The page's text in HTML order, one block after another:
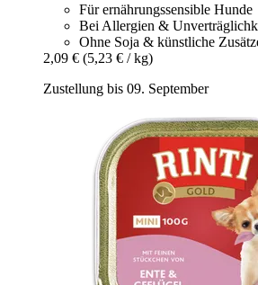
Für ernährungssensible Hunde
Bei Allergien &
Ohne Soja & künstliche
2,09 € (5,23 € / kg)
Zustellung bis 09. September